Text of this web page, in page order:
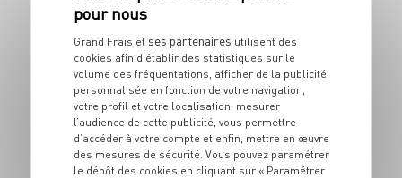
ENTRÉE
Salade frisée aux
oeufs de caille
4 pers. 15 min 10 min
Grand Frais et ses partenaires utilisent des
cookies afin d’établir des statistiques sur le
volume des fréquentations, afficher de la publicité
personnalisée en fonction de votre navigation,
votre profil et votre localisation, mesurer
l’audience de cette publicité, vous permettre
d’accéder à votre compte et enfin, mettre en œuvre
des mesures de sécurité. Vous pouvez paramétrer
le dépôt des cookies en cliquant sur « Paramétrer